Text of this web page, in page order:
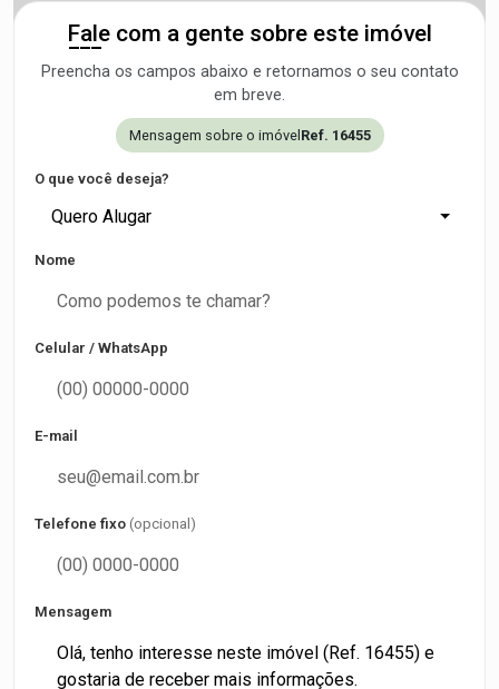
Fale com a gente sobre este imóvel
Preencha os campos abaixo e retornamos o seu contato
em breve.
Mensagem sobre o imóvelRef. 16455
O que você deseja?
Quero Alugar
Nome
Celular / WhatsApp
E-mail
Telefone fixo (opcional)
Mensagem